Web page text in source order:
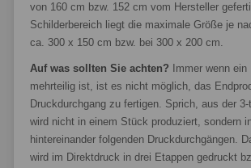
von 160 cm bzw. 152 cm vom Hersteller
Schilderbereich liegt die maximale Größe je
ca. 300 x 150 cm bzw. bei 300 x 200 cm.
Auf was sollten Sie achten? Immer wenn ein
mehrteilig ist, ist es nicht möglich, das
Druckdurchgang zu fertigen. Sprich, aus der
wird nicht in einem Stück produziert, sondern
hintereinander folgenden Druckdurchgängen.
wird im Direktdruck in drei Etappen gedruckt